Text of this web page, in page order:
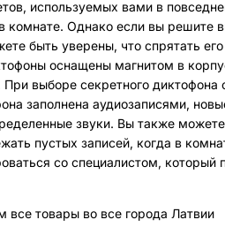
используемых вами в
комнате. Однако если вы решите
быть уверены, что спрятать
оснащены магнитом в
При выборе секретного
заполнена аудиозаписями,
звуки. Вы также
пустых записей, когда в
со специалистом,
все товары во все города Латвии